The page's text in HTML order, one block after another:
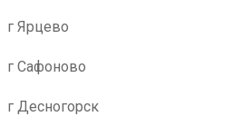
г Ярцево
г Сафоново
г Десногорск